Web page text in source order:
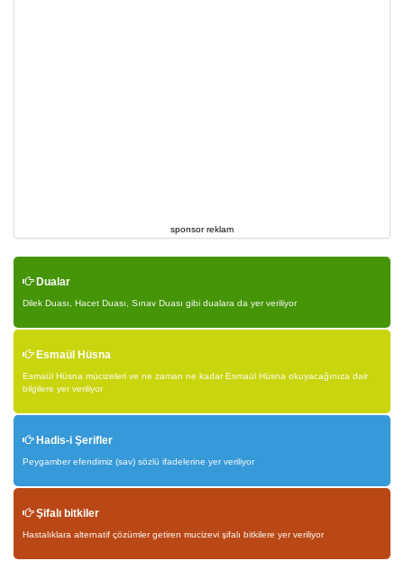
sponsor reklam
Dualar
Dilek Duası, Hacet Duası, Sınav Duası gibi dualara da yer veriliyor
Esmaül Hüsna
Esmaül Hüsna mücizeleri ve ne zaman ne kadar Esmaül Hüsna okuyacağınıza dair
bilgilere yer veriliyor
Hadis-i Şerifler
Peygamber efendimiz (sav) sözlü ifadelerine yer veriliyor
Şifalı bitkiler
Hastalıklara alternatif çözümler getiren mucizevi şifalı bitkilere yer veriliyor